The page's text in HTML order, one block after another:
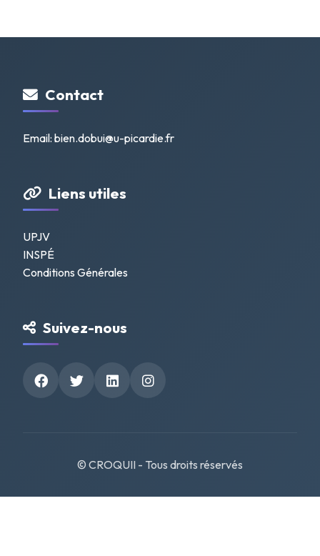
Contact
Email: bien.dobui@u-picardie.fr
Liens utiles
UPJV
INSPÉ
Conditions Générales
Suivez-nous
© CROQUII - Tous droits réservés